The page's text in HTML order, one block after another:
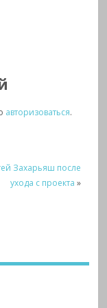
авторизоваться.
Захарьяш после
ухода с проекта »